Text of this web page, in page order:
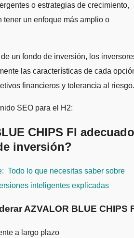
o estrategias de crecimiento,
tener un enfoque más amplio o
un fondo de inversión, los
las características de cada
financieros y tolerancia al riesgo.
SEO para el H2:
CHIPS FI adecuado
inversión?
Todo lo que necesitas saber sobre
inteligentes explicadas
AZVALOR BLUE CHIPS
a largo plazo